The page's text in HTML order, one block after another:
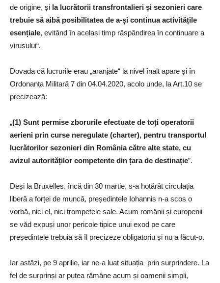
de origine, și la lucrătorii transfrontalieri și sezonieri care
trebuie să aibă posibilitatea de a-și continua activitățile
esențiale, evitând în același timp răspândirea în continuare a
virusului“.
Dovada că lucrurile erau „aranjate“ la nivel înalt apare și în
Ordonanța Militară 7 din 04.04.2020, acolo unde, la Art.10 se
precizează:
„(1) Sunt permise zborurile efectuate de toți operatorii
aerieni prin curse neregulate (charter), pentru transportul
lucrătorilor sezonieri din România către alte state, cu
avizul autorităților competente din țara de destinație”.
Deși la Bruxelles, încă din 30 martie, s-a hotărât circulația
liberă a forței de muncă, președintele Iohannis n-a scos o
vorbă, nici el, nici trompetele sale. Acum românii și europenii
se văd expuși unor pericole tipice unui exod pe care
președintele trebuia să îl precizeze obligatoriu și nu a făcut-o.
Iar astăzi, pe 9 aprilie, iar ne-a luat situația prin surprindere. La
fel de surprinși ar putea rămâne acum și oamenii simpli,